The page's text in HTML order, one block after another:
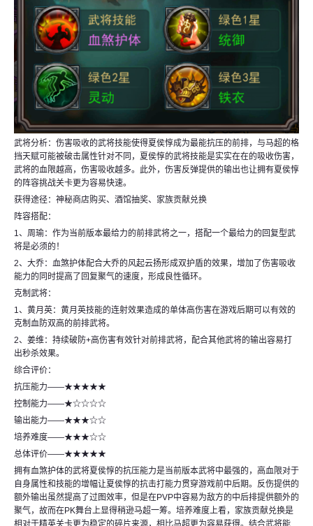
武将分析：伤害吸收的武将技能使得夏侯惇成为最能抗压的前排，与马超的格
挡天赋可能被破击属性针对不同，夏侯惇的武将技能是实实在在的吸收伤害，
武将的血限越高，伤害吸收越多。此外，伤害反弹提供的输出也让拥有夏侯惇
的阵容挑战关卡更为容易快速。
获得途径：神秘商店购买、酒馆抽奖、家族贡献兑换
阵容搭配：
1、周瑜：作为当前版本最给力的前排武将之一，搭配一个最给力的回复型武
将是必须的！
2、大乔：血煞护体配合大乔的风起云扬形成双护盾的效果，增加了伤害吸收
能力的同时提高了回复聚气的速度，形成良性循环。
克制武将：
1、黄月英：黄月英技能的连射效果造成的单体高伤害在游戏后期可以有效的
克制血防双高的前排武将。
2、姜维：持续破防+高伤害有效针对前排武将，配合其他武将的输出容易打
出秒杀效果。
综合评价：
抗压能力——★★★★★
控制能力——★☆☆☆☆
输出能力——★★★☆☆
培养难度——★★★☆☆
总体评价——★★★★★
拥有血煞护体的武将夏侯惇的抗压能力是当前版本武将中最强的，高血限对于
自身属性和技能的增幅让夏侯惇的抗击打能力贯穿游戏前中后期。反伤提供的
额外输出虽然提高了过图效率，但是在PVP中容易为敌方的中后排提供额外的
聚气，故而在PK舞台上显得稍逊马超一筹。培养难度上看，家族贡献兑换是